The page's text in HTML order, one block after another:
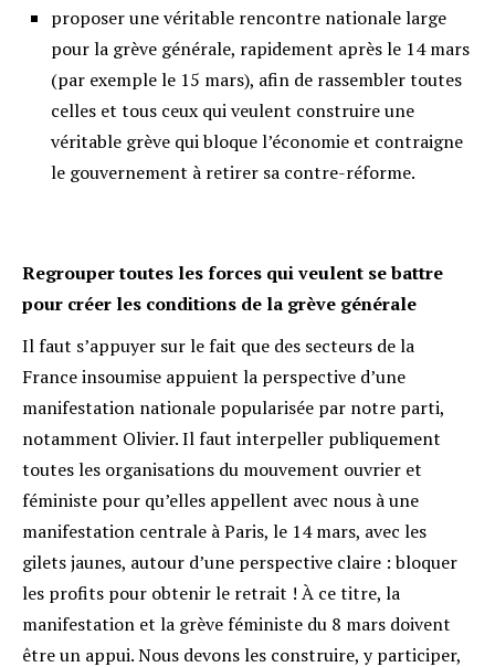
proposer une véritable rencontre nationale large
pour la grève générale, rapidement après le 14 mars
(par exemple le 15 mars), afin de rassembler toutes
celles et tous ceux qui veulent construire une
véritable grève qui bloque l’économie et contraigne
le gouvernement à retirer sa contre-réforme.
Regrouper toutes les forces qui veulent se battre
pour créer les conditions de la grève générale
Il faut s’appuyer sur le fait que des secteurs de la
France insoumise appuient la perspective d’une
manifestation nationale popularisée par notre parti,
notamment Olivier. Il faut interpeller publiquement
toutes les organisations du mouvement ouvrier et
féministe pour qu’elles appellent avec nous à une
manifestation centrale à Paris, le 14 mars, avec les
gilets jaunes, autour d’une perspective claire : bloquer
les profits pour obtenir le retrait ! À ce titre, la
manifestation et la grève féministe du 8 mars doivent
être un appui. Nous devons les construire, y participer,